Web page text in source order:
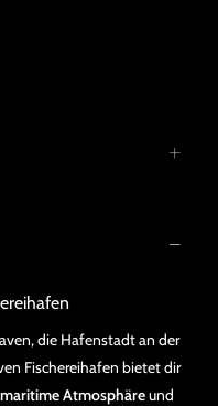
die Hafenstadt an der
Fischereihafen bietet dir
Atmosphäreund